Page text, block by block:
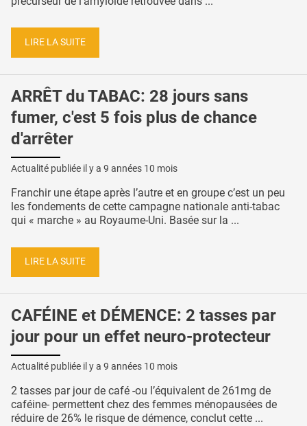
LIRE LA SUITE
ARRÊT du TABAC: 28 jours sans
fumer, c'est 5 fois plus de chance
d'arrêter
Actualité publiée il y a 9 années 10 mois
Franchir une étape après l’autre et en groupe c’est un peu
les fondements de cette campagne nationale anti-tabac
qui « marche » au Royaume-Uni. Basée sur la ...
LIRE LA SUITE
CAFÉINE et DÉMENCE: 2 tasses par
jour pour un effet neuro-protecteur
Actualité publiée il y a 9 années 10 mois
2 tasses par jour de café -ou l’équivalent de 261mg de
caféine- permettent chez des femmes ménopausées de
réduire de 26% le risque de démence, conclut cette ...